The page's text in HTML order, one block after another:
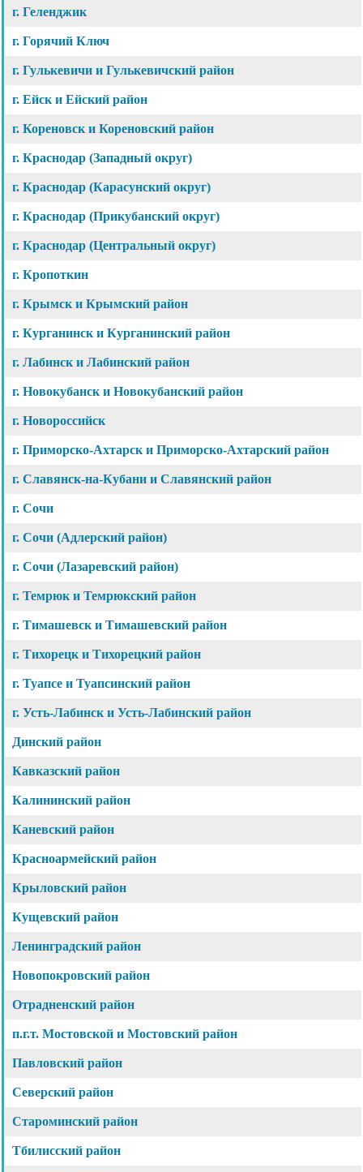
г. Геленджик
г. Горячий Ключ
г. Гулькевичи и Гулькевичский район
г. Ейск и Ейский район
г. Кореновск и Кореновский район
г. Краснодар (Западный округ)
г. Краснодар (Карасунский округ)
г. Краснодар (Прикубанский округ)
г. Краснодар (Центральный округ)
г. Кропоткин
г. Крымск и Крымский район
г. Курганинск и Курганинский район
г. Лабинск и Лабинский район
г. Новокубанск и Новокубанский район
г. Новороссийск
г. Приморско-Ахтарск и Приморско-Ахтарский район
г. Славянск-на-Кубани и Славянский район
г. Сочи
г. Сочи (Адлерский район)
г. Сочи (Лазаревский район)
г. Темрюк и Темрюкский район
г. Тимашевск и Тимашевский район
г. Тихорецк и Тихорецкий район
г. Туапсе и Туапсинский район
г. Усть-Лабинск и Усть-Лабинский район
Динский район
Кавказский район
Калининский район
Каневский район
Красноармейский район
Крыловский район
Кущевский район
Ленинградский район
Новопокровский район
Отрадненский район
п.г.т. Мостовской и Мостовский район
Павловский район
Северский район
Староминский район
Тбилисский район